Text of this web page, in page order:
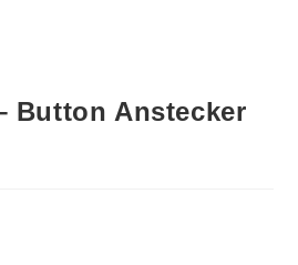
Button Anstecker